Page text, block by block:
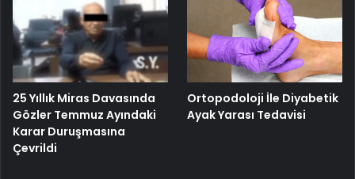
25 Yıllık Miras Davasında
Gözler Temmuz Ayındaki
Karar Duruşmasına
Çevrildi
Ortopodoloji İle Diyabetik
Ayak Yarası Tedavisi